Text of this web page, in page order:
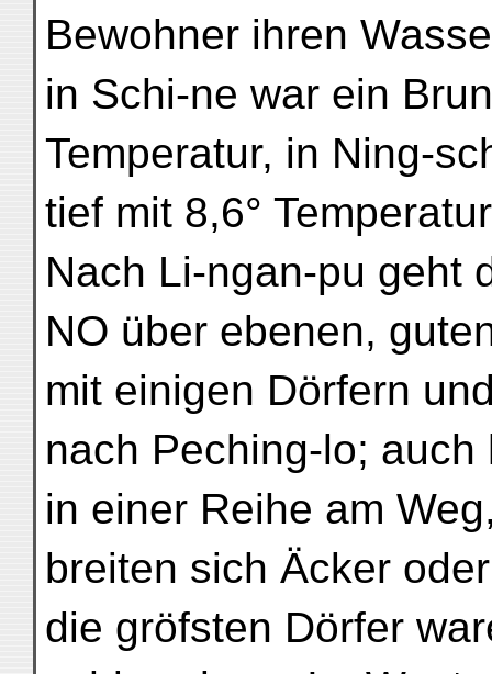
Bewohner ihren
in Schi-ne war ein
Temperatur, in Ning-
tief mit 8,6°
Nach Li-ngan-pu geht
NO über ebenen,
mit einigen Dörfern
nach Peching-lo;
in einer Reihe am
breiten sich Äcker
die gröfsten Dörfer